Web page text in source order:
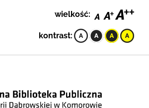
wielkość:
kontrast: